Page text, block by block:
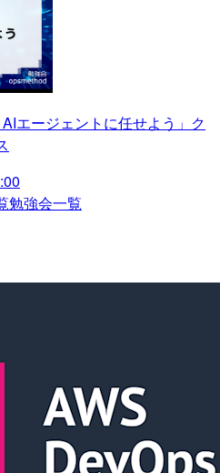
エージェントに任せよう」ク
勉強会一覧